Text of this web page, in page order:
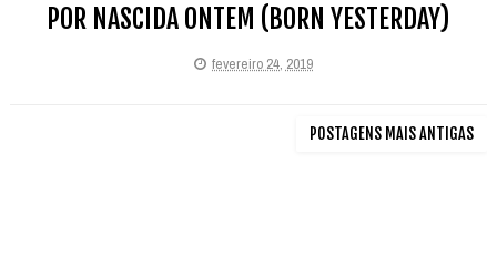
POR NASCIDA ONTEM (BORN YESTERDAY)
fevereiro 24, 2019
POSTAGENS MAIS ANTIGAS